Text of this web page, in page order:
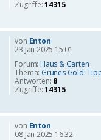
Zugriffe:14315
von Enton
23 Jan 2025 15:01
Forum: Haus & Garten
Thema: Grünes Gold:
Antworten: 8
Zugriffe:14315
von Enton
08 Jan 2025 16:32